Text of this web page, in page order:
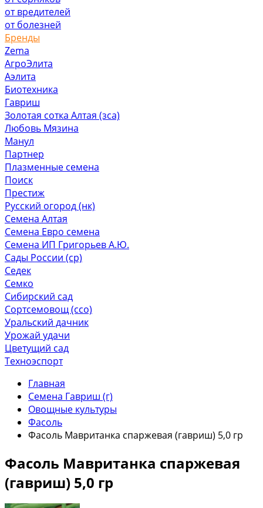
от вредителей
от болезней
Бренды
Zema
АгроЭлита
Аэлита
Биотехника
Гавриш
Золотая сотка Алтая (зса)
Любовь Мязина
Манул
Партнер
Плазменные семена
Поиск
Престиж
Русский огород (нк)
Семена Алтая
Семена Евро семена
Семена ИП Григорьев А.Ю.
Сады России (ср)
Седек
Семко
Сибирский сад
Сортсемовощ (ссо)
Уральский дачник
Урожай удачи
Цветущий сад
Техноэспорт
Главная
Семена Гавриш (г)
Овощные культуры
Фасоль
Фасоль Мавританка спаржевая (гавриш) 5,0 гр
Фасоль Мавританка спаржевая
(гавриш) 5,0 гр